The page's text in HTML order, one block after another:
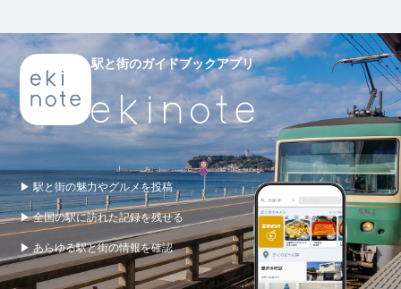
駅と街のガイドブックアプリ
▶ 駅と街の魅力やグルメを投稿
▶ 全国の駅に訪れた記録を残せる
▶ あらゆる駅と街の情報を確認